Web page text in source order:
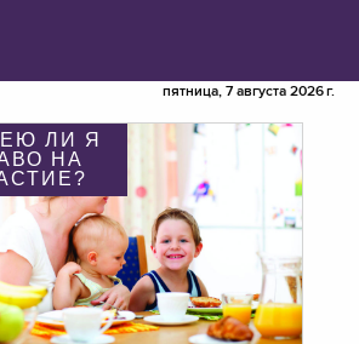
пятница, 7 августа 2026 г.
ЛИ Я
НА